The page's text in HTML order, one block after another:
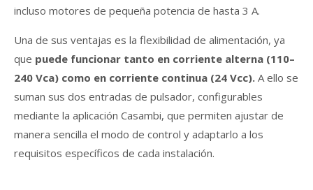
incluso motores de pequeña potencia de hasta 3 A.
Una de sus ventajas es la flexibilidad de alimentación, ya
que puede funcionar tanto en corriente alterna (110–
240 Vca) como en corriente continua (24 Vcc). A ello se
suman sus dos entradas de pulsador, configurables
mediante la aplicación Casambi, que permiten ajustar de
manera sencilla el modo de control y adaptarlo a los
requisitos específicos de cada instalación.